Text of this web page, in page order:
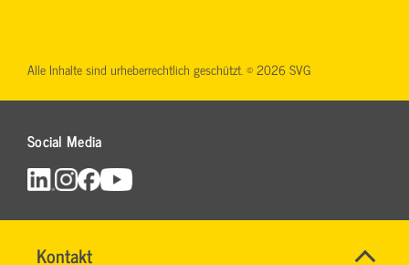
Kontakt
Name*
Social Media
Alle Inhalte sind urheberrechtlich geschützt. © 2026 SVG